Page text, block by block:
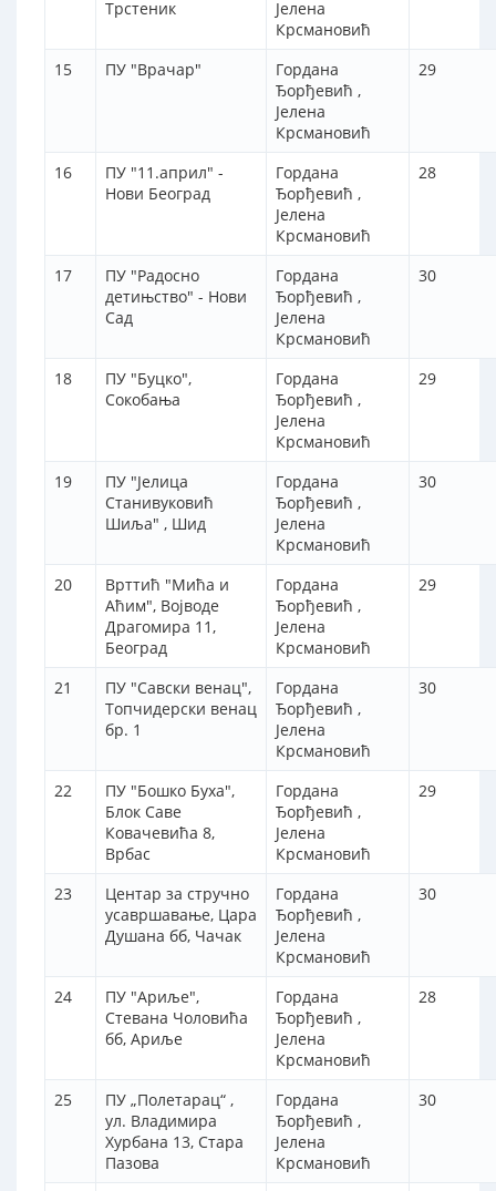
Трстеник
Јелена
Крсмановић
15
ПУ "Врачар"
Гордана
Ђорђевић ,
Јелена
Крсмановић
29
16
ПУ "11.април" -
Нови Београд
Гордана
Ђорђевић ,
Јелена
Крсмановић
28
17
ПУ "Радосно
детињство" - Нови
Сад
Гордана
Ђорђевић ,
Јелена
Крсмановић
30
18
ПУ "Буцко",
Сокобања
Гордана
Ђорђевић ,
Јелена
Крсмановић
29
19
ПУ "Јелица
Станивуковић
Шиља" , Шид
Гордана
Ђорђевић ,
Јелена
Крсмановић
30
20
Врттић "Мића и
Аћим", Војводе
Драгомира 11,
Београд
Гордана
Ђорђевић ,
Јелена
Крсмановић
29
21
ПУ "Савски венац",
Топчидерски венац
бр. 1
Гордана
Ђорђевић ,
Јелена
Крсмановић
30
22
ПУ "Бошко Буха",
Блок Саве
Ковачевића 8,
Врбас
Гордана
Ђорђевић ,
Јелена
Крсмановић
29
23
Центар за стручно
усавршавање, Цара
Душана бб, Чачак
Гордана
Ђорђевић ,
Јелена
Крсмановић
30
24
ПУ "Ариље",
Стевана Чоловића
бб, Ариље
Гордана
Ђорђевић ,
Јелена
Крсмановић
28
25
ПУ „Полетарац“ ,
ул. Владимира
Хурбана 13, Стара
Пазова
Гордана
Ђорђевић ,
Јелена
Крсмановић
30